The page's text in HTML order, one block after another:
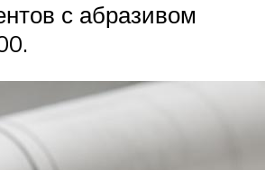
с абразивом